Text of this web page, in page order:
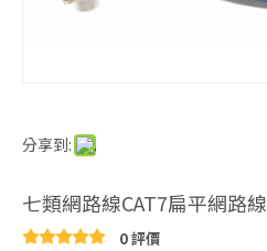
分享到:
七類網路線CAT7扁平網路線
0 評價